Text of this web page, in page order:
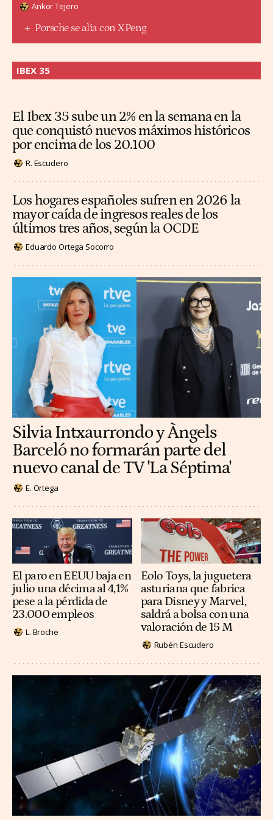
Ankor Tejero
Porsche se alía con XPeng
IBEX 35
El Ibex 35 sube un 2% en la semana en la
que conquistó nuevos máximos históricos
por encima de los 20.100
R. Escudero
Los hogares españoles sufren en 2026 la
mayor caída de ingresos reales de los
últimos tres años, según la OCDE
Eduardo Ortega Socorro
Silvia Intxaurrondo y Àngels
Barceló no formarán parte del
nuevo canal de TV 'La Séptima'
E. Ortega
El paro en EEUU baja en
julio una décima al 4,1%
pese a la pérdida de
23.000 empleos
L. Broche
Eolo Toys, la juguetera
asturiana que fabrica
para Disney y Marvel,
saldrá a bolsa con una
valoración de 15 M
Rubén Escudero